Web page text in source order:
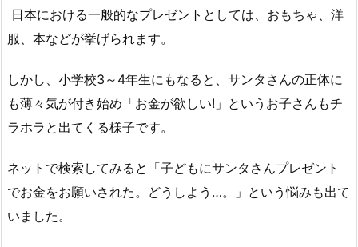
日本における一般的なプレゼントとしては、おもちゃ、洋
服、本などが挙げられます。
しかし、小学校3～4年生にもなると、サンタさんの正体に
も薄々気が付き始め「お金が欲しい!」というお子さんもチ
ラホラと出てくる様子です。
ネットで検索してみると「子どもにサンタさんプレゼント
でお金をお願いされた。どうしよう…。」という悩みも出て
いました。